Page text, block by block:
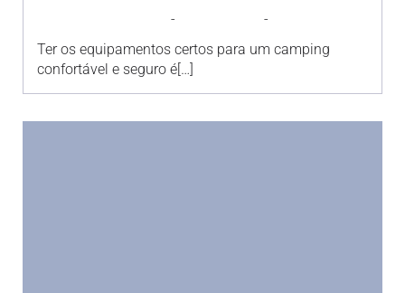
- -
Ter os equipamentos certos para um camping
confortável e seguro é[…]